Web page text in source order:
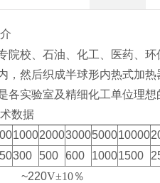
院校、石油、化工、医药、
，然后织成半球形内热式加
各实验室及精细化工单位理想
数据
100020003000500010000
300 500 600 10001500
V±10％